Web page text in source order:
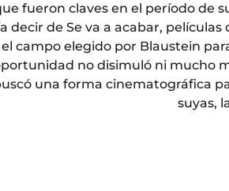
fueron claves en el período de
decir de Se va a acabar,
campo elegido por Blaustein
no disimuló ni mucho
una forma cinematográfica
suyas,